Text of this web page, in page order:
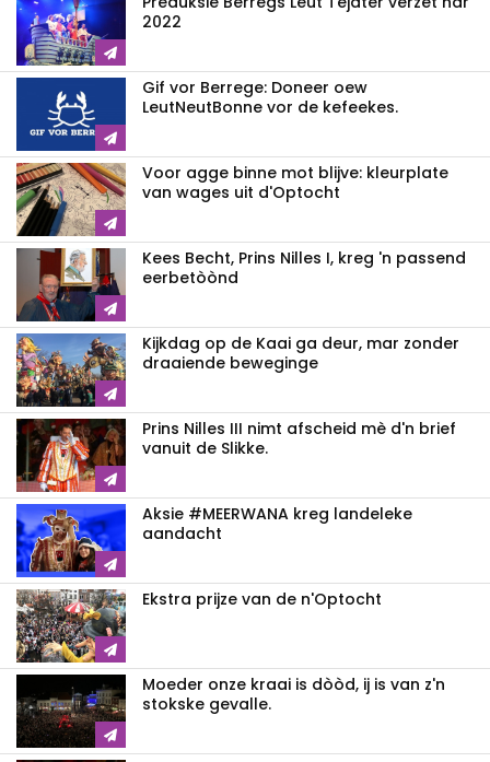
2022
Gif vor Berrege: Doneer oew
LeutNeutBonne vor de kefeekes.
Voor agge binne mot blijve: kleurplate
van wages uit d'Optocht
Kees Becht, Prins Nilles I, kreg 'n passend
eerbetòònd
Kijkdag op de Kaai ga deur, mar zonder
draaiende beweginge
Prins Nilles III nimt afscheid mè d'n brief
vanuit de Slikke.
Aksie #MEERWANA kreg landeleke
aandacht
Ekstra prijze van de n'Optocht
Moeder onze kraai is dòòd, ij is van z'n
stokske gevalle.